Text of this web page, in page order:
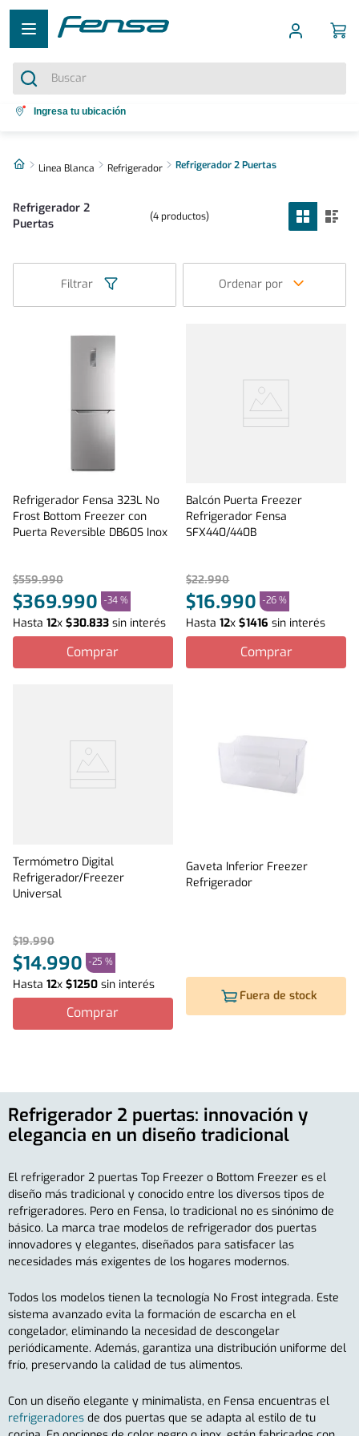
Buscar
Términos más buscados
2 . cocina 4 platos
4. refrigerador no frost
Ingresa tu ubicación
Linea Blanca Refrigerador Refrigerador 2 Puertas
Refrigerador 2
Puertas
4productos
Filtrar Ordenar por
Refrigerador Fensa 323L No
Frost Bottom Freezer con
Puerta Reversible DB60S Inox
$559.990
$369.990 -34 %
Hasta 12x $30.833 sin interés
Comprar
Balcón Puerta Freezer
Refrigerador Fensa
SFX440/440B
$22.990
$16.990 -26 %
Hasta12x$1416 sin interés
Comprar
Termómetro Digital
Refrigerador/Freezer
Universal
$19.990
$14.990 -25 %
Hasta 12x $1250 sin interés
Comprar
Gaveta Inferior Freezer
Refrigerador
Fuera de stock
Refrigerador 2 puertas: innovación y
elegancia en un diseño tradicional
El refrigerador 2 puertas Top Freezer o Bottom Freezer es el
diseño más tradicional y conocido entre los diversos tipos de
refrigeradores. Pero en Fensa, lo tradicional no es sinónimo de
básico. La marca trae modelos de refrigerador dos puertas
innovadores y elegantes, diseñados para satisfacer las
necesidades más exigentes de los hogares modernos.
Todos los modelos tienen la tecnología No Frost integrada. Este
sistema avanzado evita la formación de escarcha en el
congelador, eliminando la necesidad de descongelar
periódicamente. Además, garantiza una distribución uniforme del
frío, preservando la calidad de tus alimentos.
Con un diseño elegante y minimalista, en Fensa encuentras el
refrigeradores de dos puertas que se adapta al estilo de tu